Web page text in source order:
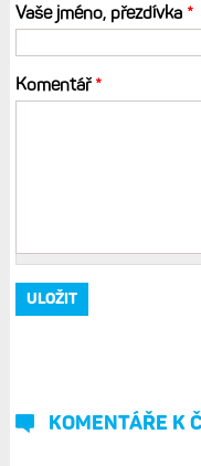
Vaše jméno, přezdívka *
Komentář*
KOMENTÁŘE K